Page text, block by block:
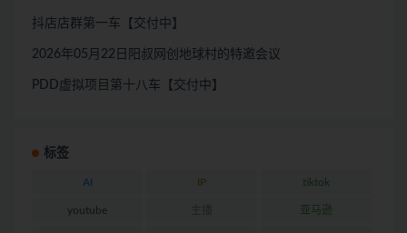
抖店店群第一车【交付中】
2026年05月22日阳叔网创地球村的特邀会议
PDD虚拟项目第十八车【交付中】
标签
AI IP tiktok
youtube 亚马逊